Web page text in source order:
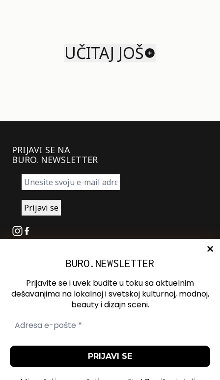
UČITAJ JOŠ
PRIJAVI SE NA
BURO. NEWSLETTER
Instagram
Facebook
Oglašavanje
Kontakt
Spotify
BURO.NEWSLETTER
Prijavite se i uvek budite u toku sa aktuelnim
dešavanjima na lokalnoj i svetskoj kulturnoj, modnoj,
beauty i dizajn sceni.